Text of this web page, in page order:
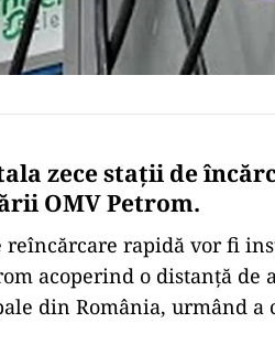
zece stații de
OMV Petrom.
reîncărcare rapidă vor fi
acoperind o distanţă de
din România, urmând a